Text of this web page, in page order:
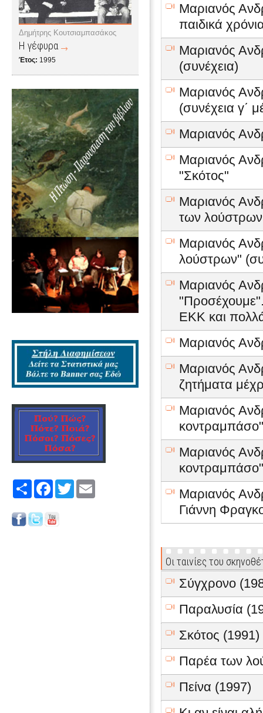
Δημήτρης Κουτσιαμπασάκος
Η γέφυρα
Έτος: 1995
Share FacebookTwitter
Μαριανός
παιδικά
Μαριανός
(συνέχεια)
Μαριανός
(συνέχεια γ΄
Μαριανός
Μαριανός
"Σκότος"
Μαριανός
των
Μαριανός
λούστρων"
Μαριανός
ΕΚΚ και
Μαριανός
Μαριανός
ζητήματα
Μαριανός
Μαριανός
Μαριανός
Γιάννη
Οι ταινίες του
Σύγχρονο
Παραλυσία
Σκότος (1991)
Παρέα των
Πείνα (1997)